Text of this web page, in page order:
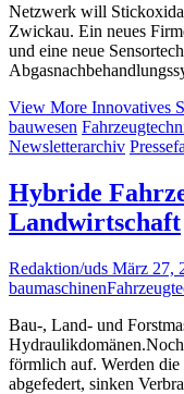
Netzwerk will
Zwickau. Ein neues
und eine neue
View More Innovatives
bauwesen
Newsletterarchiv
Hybride
Landwirtschaft
Redaktion/uds März 27,
baumaschinen
Bau-, Land- und
förmlich auf. Werden
abgefedert, sinken